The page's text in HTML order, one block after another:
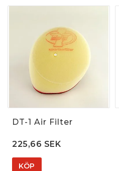
DT-1 Air Filter
225,66 SEK
KÖP